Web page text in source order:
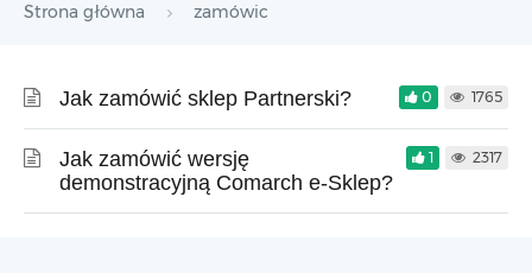
Strona główna zamówic
Jak zamówić sklep Partnerski? 0 1765
Jak zamówić wersję
demonstracyjną Comarch e-Sklep?
1 2317